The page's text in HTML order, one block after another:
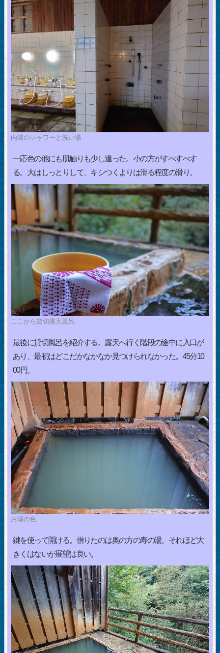
内湯のシャワーと洗い場
一応色の他にも肌触りも少し違った。小の方がすべすべす
る。大はしっとりして、キシつくよりは滑る程度の滑り。
ここから貸切露天風呂
最後に貸切風呂を紹介する。露天へ行く階段の途中に入口が
あり、最初はどこだかなかなか見つけられなかった。45分10
00円。
お湯の色
鍵を使って開ける。借りたのは奥の方の寿の湯。それほど大
きくはないが展望は良い。